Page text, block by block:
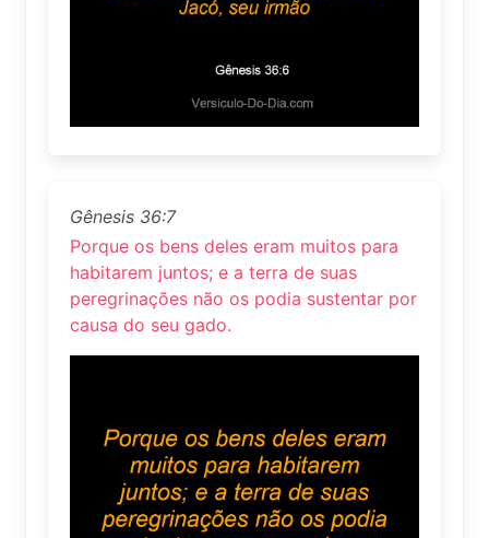
Gênesis 36:7
Porque os bens deles eram muitos para
habitarem juntos; e a terra de suas
peregrinações não os podia sustentar por
causa do seu gado.